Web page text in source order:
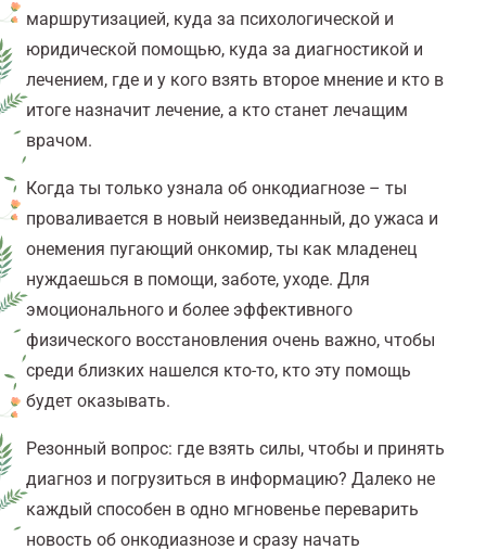
маршрутизацией, куда за психологической и
юридической помощью, куда за диагностикой и
лечением, где и у кого взять второе мнение и кто в
итоге назначит лечение, а кто станет лечащим
врачом.
Когда ты только узнала об онкодиагнозе – ты
проваливается в новый неизведанный, до ужаса и
онемения пугающий онкомир, ты как младенец
нуждаешься в помощи, заботе, уходе. Для
эмоционального и более эффективного
физического восстановления очень важно, чтобы
среди близких нашелся кто-то, кто эту помощь
будет оказывать.
Резонный вопрос: где взять силы, чтобы и принять
диагноз и погрузиться в информацию? Далеко не
каждый способен в одно мгновенье переварить
новость об онкодиазнозе и сразу начать